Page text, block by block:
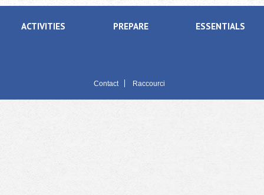
ACTIVITIES PREPARE ESSENTIALS
Contact Raccourci